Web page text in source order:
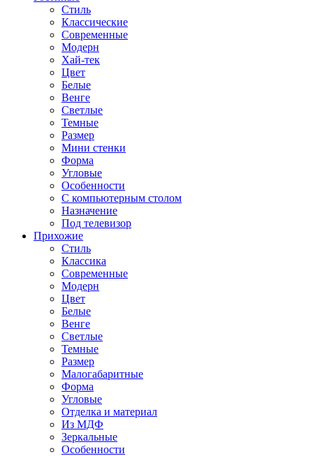
Стиль
Классические
Современные
Модерн
Хай-тек
Цвет
Белые
Венге
Светлые
Темные
Размер
Мини стенки
Форма
Угловые
Особенности
С компьютерным столом
Назначение
Под телевизор
Прихожие
Стиль
Классика
Современные
Модерн
Цвет
Белые
Венге
Светлые
Темные
Размер
Малогабаритные
Форма
Угловые
Отделка и материал
Из МДФ
Зеркальные
Особенности